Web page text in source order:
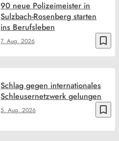
bookmark_border
7. Aug. 2026
90 neue Polizeimeister in
Sulzbach-Rosenberg starten
ins Berufsleben
bookmark_border
5. Aug. 2026
Schlag gegen internationales
Schleusernetzwerk gelungen